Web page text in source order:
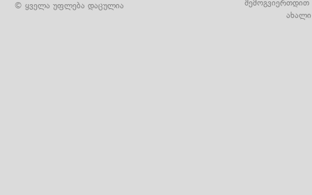
© ყველა უფლება დაცულია
შემოგვიერთდით
ახალი